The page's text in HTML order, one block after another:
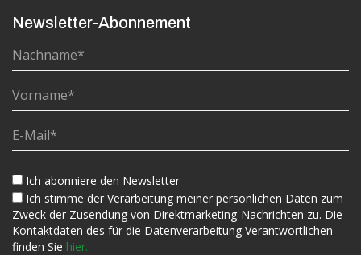
Newsletter-Abonnement
Ich abonniere den Newsletter
Ich stimme der Verarbeitung meiner persönlichen Daten zum
Zweck der Zusendung von Direktmarketing-Nachrichten zu. Die
Kontaktdaten des für die Datenverarbeitung Verantwortlichen
finden Sie hier.